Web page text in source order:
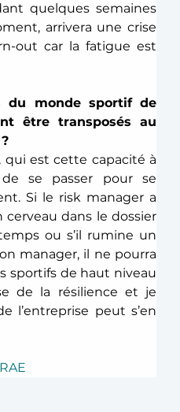
quelques semaines
arrivera une crise
out car la fatigue est
du monde sportif de
être transposés au
qui est cette capacité à
se passer pour se
Si le risk manager a
dans le dossier
ou s’il rumine un
manager, il ne pourra
sportifs de haut niveau
de la résilience et je
l’entreprise peut s’en